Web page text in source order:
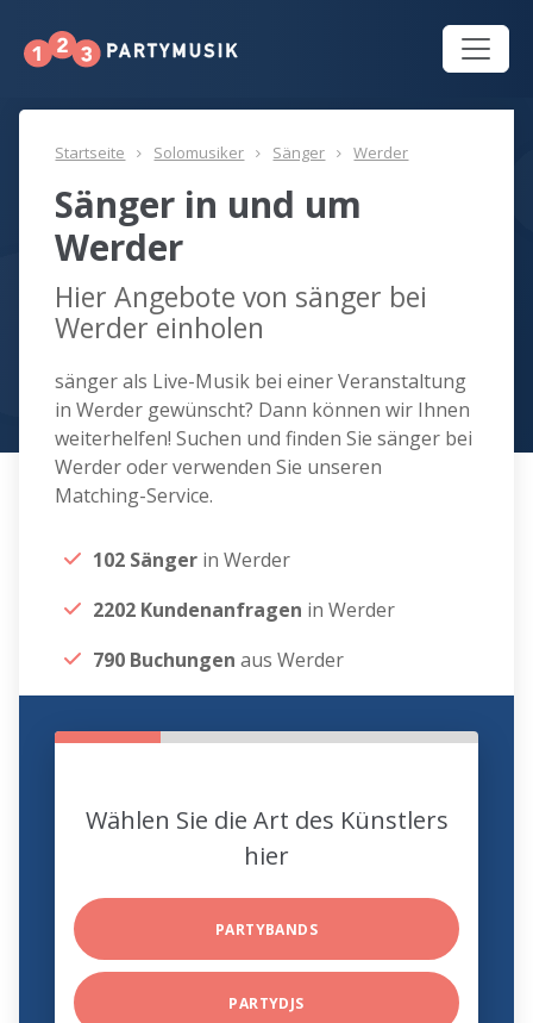
Startseite Solomusiker Sänger Werder
Sänger in und um
Werder
Hier Angebote von sänger bei
Werder einholen
sänger als Live-Musik bei einer Veranstaltung
in Werder gewünscht? Dann können wir Ihnen
weiterhelfen! Suchen und finden Sie sänger bei
Werder oder verwenden Sie unseren
Matching-Service.
102 Sänger in Werder
2202 Kundenanfragen in Werder
790 Buchungen aus Werder
Wählen Sie die Art des Künstlers
hier
PARTYBANDS
PARTYDJS